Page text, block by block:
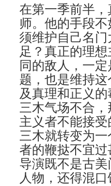
在第一季前半
师。他的手段
须维护自己名
足？真正的理
同的敌人，一
题，也是维持
及真理和正义
三木气场不合
主义者不能接
三木就转变为
者的鞭挞不宜
导演既不是古
人物，还得混口